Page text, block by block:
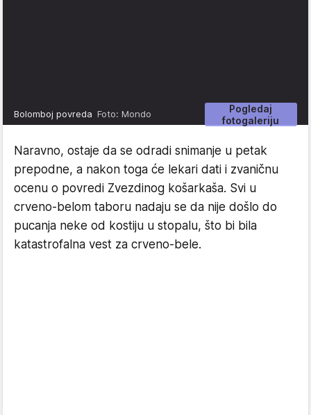
Pogledaj
fotogaleriju
Bolomboj povreda Foto: Mondo
Naravno, ostaje da se odradi snimanje u petak
prepodne, a nakon toga će lekari dati i zvaničnu
ocenu o povredi Zvezdinog košarkaša. Svi u
crveno-belom taboru nadaju se da nije došlo do
pucanja neke od kostiju u stopalu, što bi bila
katastrofalna vest za crveno-bele.